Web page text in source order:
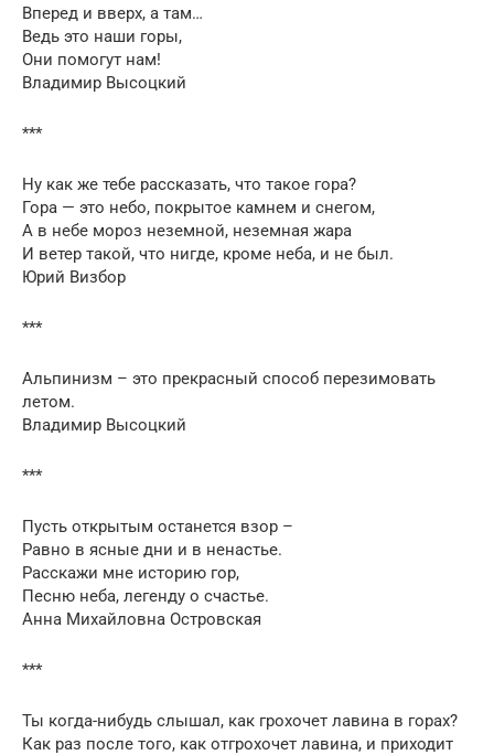
Вперед и вверх, а там…
Ведь это наши горы,
Они помогут нам!
Владимир Высоцкий
***
Ну как же тебе рассказать, что такое гора?
Гора — это небо, покрытое камнем и снегом,
А в небе мороз неземной, неземная жара
И ветер такой, что нигде, кроме неба, и не был.
Юрий Визбор
***
Альпинизм – это прекрасный способ перезимовать
летом.
Владимир Высоцкий
***
Пусть открытым останется взор –
Равно в ясные дни и в ненастье.
Расскажи мне историю гор,
Песню неба, легенду о счастье.
Анна Михайловна Островская
***
Ты когда-нибудь слышал, как грохочет лавина в горах?
Как раз после того, как отгрохочет лавина, и приходит